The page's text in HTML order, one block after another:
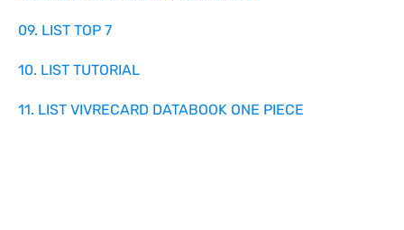
09. LIST TOP 7
10. LIST TUTORIAL
11. LIST VIVRECARD DATABOOK ONE PIECE